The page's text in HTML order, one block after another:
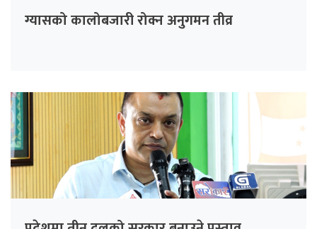
ग्यासको कालोबजारी रोक्न अनुगमन तीव्र